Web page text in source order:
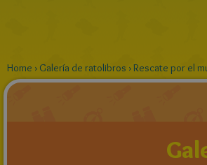
Home › Galería de ratolibros ›Rescate por el